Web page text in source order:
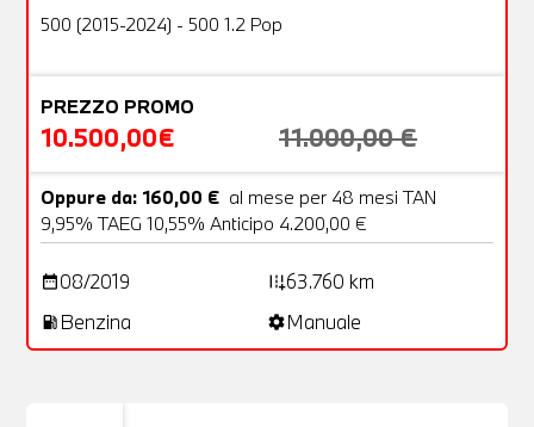
OFFERTA
500 (2015-2024) - 500 1.2 Pop
PREZZO PROMO
10.500,00€ 11.000,00 €
Oppure da: 160,00 € al mese per 48 mesi TAN
9,95% TAEG 10,55% Anticipo 4.200,00 €
date_range08/2019 add_road63.760 km
local_gas_station Benzina settingsManuale